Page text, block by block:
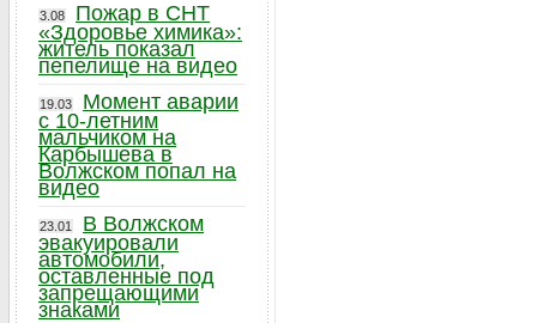
3.08
Пожар в СНТ
«Здоровье химика»:
житель показал
пепелище на видео
19.03
Момент аварии
с 10-летним
мальчиком на
Карбышева в
Волжском попал на
видео
23.01
В Волжском
эвакуировали
автомобили,
оставленные под
запрещающими
знаками